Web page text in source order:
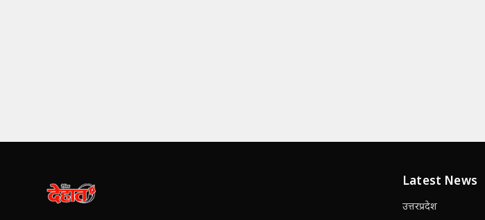
Latest News
उत्तरप्रदेश